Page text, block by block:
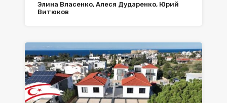
Элина Власенко, Алеся Дударенко, Юрий
Витюков